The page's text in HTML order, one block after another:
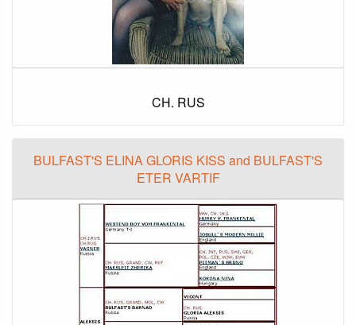
CH. RUS
BULFAST'S ELINA GLORIS KISS and BULFAST'S
ETER VARTIF